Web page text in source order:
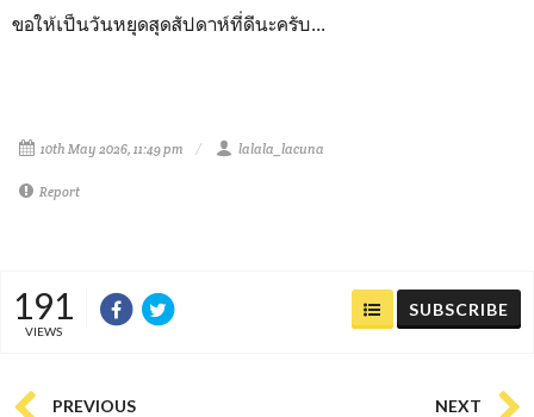
ขอให้เป็นวันหยุดสุดสัปดาห์ที่ดีนะครับ...
10th May 2026, 11:49 pm lalala_lacuna
Report
191
VIEWS
SUBSCRIBE
PREVIOUS NEXT